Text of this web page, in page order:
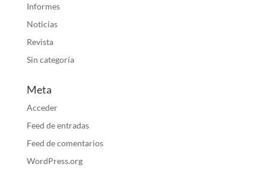
Informes
Noticias
Revista
Sin categoría
Meta
Acceder
Feed de entradas
Feed de comentarios
WordPress.org